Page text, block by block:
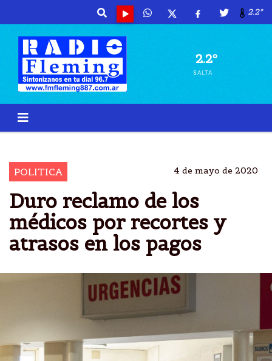
2.2º
2.2º
SALTA
POLITICA 4 de mayo de 2020
Duro reclamo de los
médicos por recortes y
atrasos en los pagos